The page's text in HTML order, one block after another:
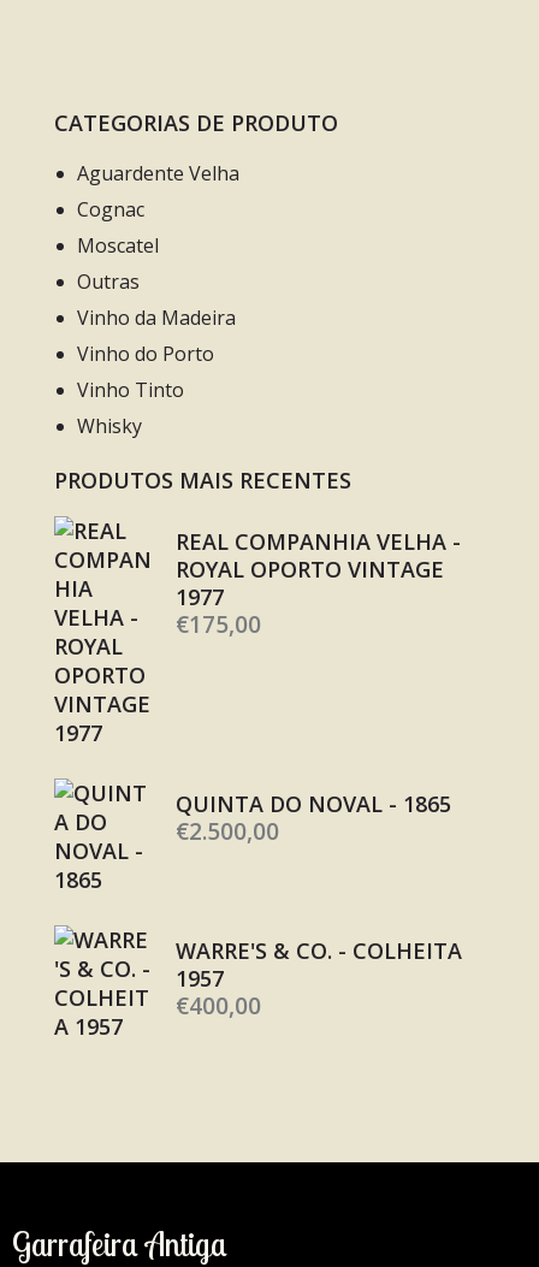
CATEGORIAS DE PRODUTO
Aguardente Velha
Cognac
Moscatel
Outras
Vinho da Madeira
Vinho do Porto
Vinho Tinto
Whisky
PRODUTOS MAIS RECENTES
REAL COMPANHIA VELHA -
ROYAL OPORTO VINTAGE
1977
€175,00
QUINTA DO NOVAL - 1865
€2.500,00
WARRE'S & CO. - COLHEITA
1957
€400,00
Garrafeira Antiga